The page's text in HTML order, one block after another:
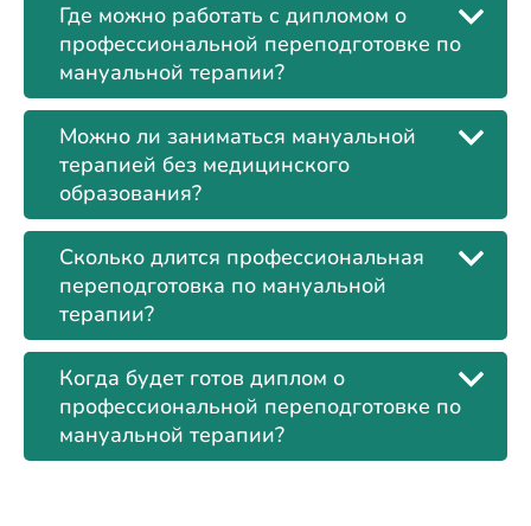
Где можно работать с дипломом о
профессиональной переподготовке по
мануальной терапии?
Можно ли заниматься мануальной
терапией без медицинского
образования?
Сколько длится профессиональная
переподготовка по мануальной
терапии?
Когда будет готов диплом о
профессиональной переподготовке по
мануальной терапии?